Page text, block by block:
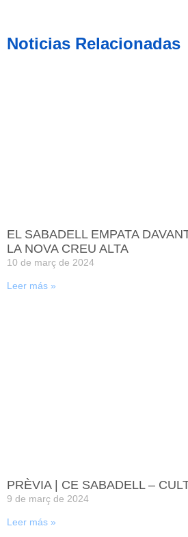
Noticias Relacionadas
EL SABADELL EMPATA
LA NOVA CREU ALTA
10 de març de 2024
Leer más »
PRÈVIA | CE SABADELL –
9 de març de 2024
Leer más »